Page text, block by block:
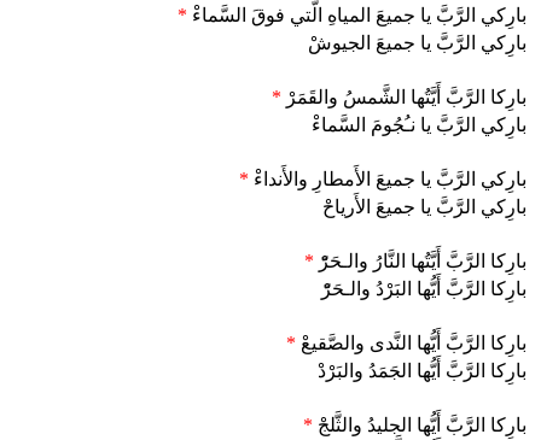
بارِكي الرَّبَّ يا جميعَ المياهِ الَّتي فوقَ السَّماءْ *
بارِكي الرَّبَّ يا جميعَ الجيوشْ
بارِكا الرَّبَّ أَيَّتُها الشَّمسُ والقَمَرْ *
بارِكي الرَّبَّ يا نـُجُومَ السَّماءْ
بارِكي الرَّبَّ يا جميعَ الأَمطارِ والأَنداءْ *
بارِكي الرَّبَّ يا جميعَ الأَرياحْ
بارِكا الرَّبَّ أَيَّتُها النَّارُ والـحَرّْ *
بارِكا الرَّبَّ أَيُّها البَرْدُ والـحَرّْ
بارِكا الرَّبَّ أَيُّها النَّدى والصَّقيعْ *
بارِكا الرَّبَّ أَيُّها الجَمَدُ والبَرْدْ
بارِكا الرَّبَّ أَيُّها الجليدُ والثَّلجْ *